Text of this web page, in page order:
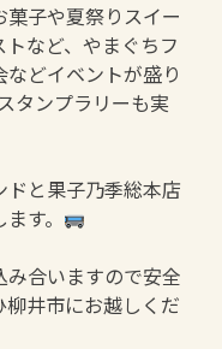
子や夏祭りスイー
など、やまぐちフ
どイベントが盛り
タンプラリーも実
と果子乃季総本店
す。
合いますので安全
井市にお越しくだ